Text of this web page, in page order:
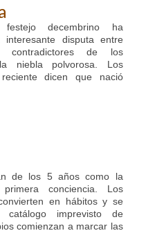
decembrino ha
interesante disputa entre
contradictores de los
niebla polvorosa. Los
dicen que nació
de los 5 años como la
conciencia. Los
en hábitos y se
catálogo imprevisto de
comienzan a marcar las